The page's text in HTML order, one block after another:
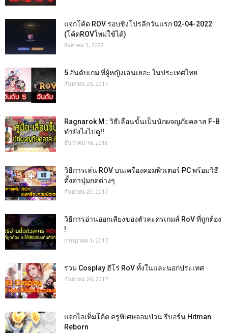
แจกโค้ด ROV รอบชิงโปรลีกวันแรก 02-04-2022
(โค้ดROVใหม่ใช้ได้)
สิงหาคม 3, 2022
5 อันดับเกม ที่ผู้หญิงเล่นเยอะ ในประเทศไทย
กันยายน 25, 2017
Ragnarok M : วิธีเลื่อนขั้นเป็นนักผจญภัยคลาส F-B
ทำยังไงไปดู!!
ธันวาคม 16, 2018
วิธีการเล่น ROV บนเครื่องคอมพิวเตอร์ PC พร้อมวิธี
ตั้งค่าปุ่มกดต่างๆ
กันยายน 29, 2017
วิธีการอ่านออกเสียงของตัวละครเกมส์ RoV ที่ถูกต้อง
!
กรกฎาคม 1, 2017
รวม Cosplay ฮีโร่ RoV ทั้งในและนอกประเทศ
กันยายน 26, 2017
แจกไอเท็มโค้ด ครูพิเศษจอมป่วน รีบอร์น Hitman
Reborn